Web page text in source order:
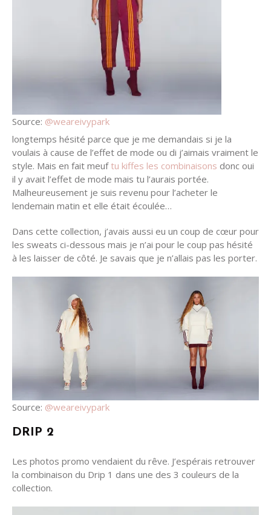
Source: @weareivypark
longtemps hésité parce que je me demandais si je la
voulais à cause de l’effet de mode ou di j’aimais vraiment le
style. Mais en fait meuf tu kiffes les combinaisons donc oui
il y avait l’effet de mode mais tu l’aurais portée.
Malheureusement je suis revenu pour l’acheter le
lendemain matin et elle était écoulée…
Dans cette collection, j’avais aussi eu un coup de cœur pour
les sweats ci-dessous mais je n’ai pour le coup pas hésité
à les laisser de côté. Je savais que je n’allais pas les porter.
Source: @weareivypark
DRIP 2
Les photos promo vendaient du rêve. J’espérais retrouver
la combinaison du Drip 1 dans une des 3 couleurs de la
collection.